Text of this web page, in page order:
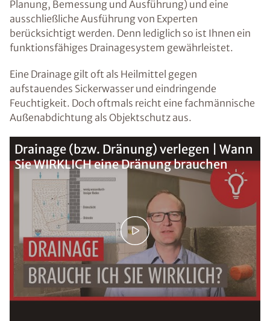
Planung, Bemessung und Ausführung) und eine
ausschließliche Ausführung von Experten
berücksichtigt werden. Denn lediglich so ist Ihnen ein
funktionsfähiges Drainagesystem gewährleistet.
Eine Drainage gilt oft als Heilmittel gegen
aufstauendes Sickerwasser und eindringende
Feuchtigkeit. Doch oftmals reicht eine fachmännische
Außenabdichtung als Objektschutz aus.
Drainage (bzw. Dränung) verlegen | Wann
Sie WIRKLICH eine Dränung brauchen